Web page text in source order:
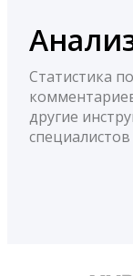
Статистика
другие
специалистов